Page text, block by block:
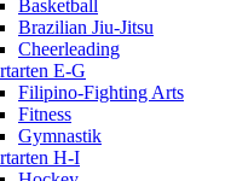
Basketball
Brazilian Jiu-Jitsu
Cheerleading
E-G
Filipino-Fighting Arts
Fitness
Gymnastik
H-I